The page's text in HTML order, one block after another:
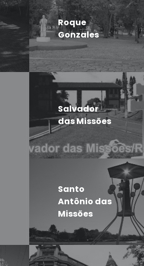
Roque
Gonzales
Salvador
das Missões
Santo
Antônio das
Missões